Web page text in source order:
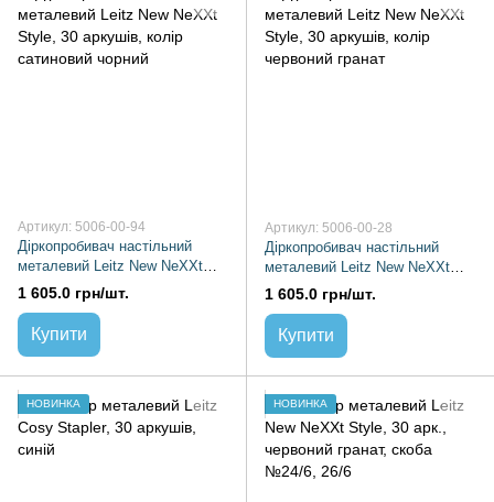
Артикул: 5006-00-94
Діркопробивач настільний
металевий Leitz New NeXXt
Style, 30 аркушів, колір
сатиновий чорний
1 605.0 грн/шт.
Купити
Артикул: 5006-00-28
Діркопробивач настільний
металевий Leitz New NeXXt
Style, 30 аркушів, колір
червоний гранат
1 605.0 грн/шт.
Купити
НОВИНКА НОВИНКА